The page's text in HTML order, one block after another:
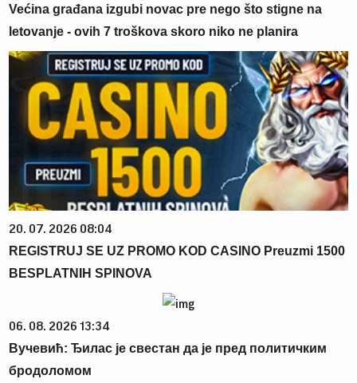
Većina građana izgubi novac pre nego što stigne na
letovanje - ovih 7 troškova skoro niko ne planira
20. 07. 2026 08:04
REGISTRUJ SE UZ PROMO KOD CASINO Preuzmi 1500
BESPLATNIH SPINOVA
06. 08. 2026 13:34
Вучевић: Ђилас је свестан да је пред политичким
бродоломом